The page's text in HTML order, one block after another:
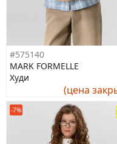
#575140
MARK FORMELLE
Худи
(цена
-7%